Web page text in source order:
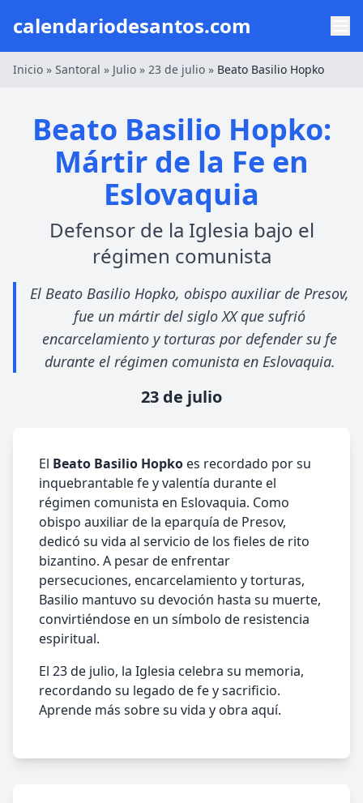
calendariodesantos.com
Inicio » Santoral » Julio » 23 de julio » Beato Basilio Hopko
Beato Basilio Hopko:
Mártir de la Fe en
Eslovaquia
Defensor de la Iglesia bajo el
régimen comunista
El Beato Basilio Hopko, obispo auxiliar de Presov,
fue un mártir del siglo XX que sufrió
encarcelamiento y torturas por defender su fe
durante el régimen comunista en Eslovaquia.
23 de julio
El Beato Basilio Hopko es recordado por su
inquebrantable fe y valentía durante el
régimen comunista en Eslovaquia. Como
obispo auxiliar de la eparquía de Presov,
dedicó su vida al servicio de los fieles de rito
bizantino. A pesar de enfrentar
persecuciones, encarcelamiento y torturas,
Basilio mantuvo su devoción hasta su muerte,
convirtiéndose en un símbolo de resistencia
espiritual.
El 23 de julio, la Iglesia celebra su memoria,
recordando su legado de fe y sacrificio.
Aprende más sobre su vida y obra aquí.